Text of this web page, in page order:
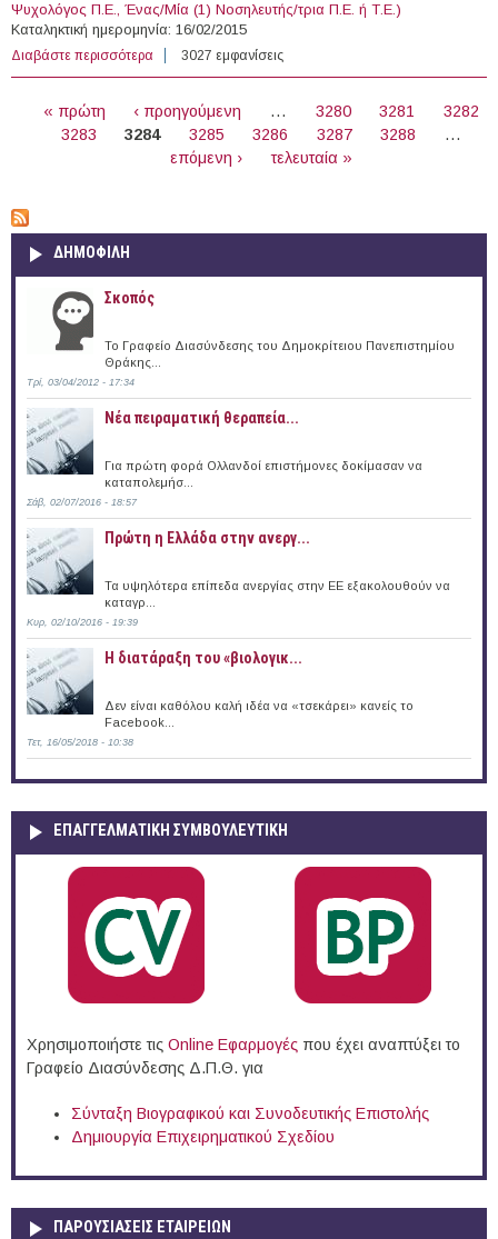
Ψυχολόγος Π.Ε., Ένας/Μία (1) Νοσηλευτής/τρια Π.Ε. ή Τ.Ε.)
Καταληκτική ημερομηνία: 16/02/2015
Διαβάστε περισσότερα για 37 θέσεις στον Οργανισμό Κατά των Ναρκωτικών
(ΟΚΑΝΑ)
3027 εμφανίσεις
« πρώτη ‹ προηγούμενη … 3280 3281
3282
3283
3284 3285 3286 3287 3288
…
επόμενη ›
τελευταία »
ΔΗΜΟΦΙΛΗ
Σκοπός
Το Γραφείο Διασύνδεσης του Δημοκρίτειου Πανεπιστημίου
Θράκης...
Τρί, 03/04/2012 - 17:34
Νέα πειραματική θεραπεία...
Για πρώτη φορά Ολλανδοί επιστήμονες δοκίμασαν να
καταπολεμήσ...
Σάβ, 02/07/2016 - 18:57
Πρώτη η Ελλάδα στην ανεργ...
Τα υψηλότερα επίπεδα ανεργίας στην ΕΕ εξακολουθούν να
καταγρ...
Κυρ, 02/10/2016 - 19:39
Η διατάραξη του «βιολογικ...
Δεν είναι καθόλου καλή ιδέα να «τσεκάρει» κανείς το
Facebook...
Τετ, 16/05/2018 - 10:38
ΕΠΑΓΓΕΛΜΑΤΙΚΉ ΣΥΜΒΟΥΛΕΥΤΙΚΉ
Χρησιμοποιήστε τις Online Eφαρμογές που έχει αναπτύξει το
Γραφείο Διασύνδεσης Δ.Π.Θ. για
Σύνταξη Βιογραφικού και Συνοδευτικής Επιστολής
Δημιουργία Επιχειρηματικού Σχεδίου
ΠΑΡΟΥΣΙΆΣΕΙΣ ΕΤΑΙΡΕΙΏΝ